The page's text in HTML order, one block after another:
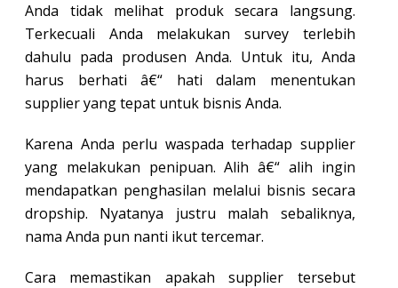
Anda tidak melihat produk secara langsung.
Terkecuali Anda melakukan survey terlebih
dahulu pada produsen Anda. Untuk itu, Anda
harus berhati â€“ hati dalam menentukan
supplier yang tepat untuk bisnis Anda.
Karena Anda perlu waspada terhadap supplier
yang melakukan penipuan. Alih â€“ alih ingin
mendapatkan penghasilan melalui bisnis secara
dropship. Nyatanya justru malah sebaliknya,
nama Anda pun nanti ikut tercemar.
Cara memastikan apakah supplier tersebut